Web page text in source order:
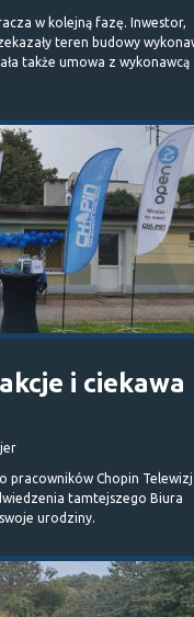
w kolejną fazę. Inwestor,
teren budowy
także umowa z wykonawcą
i ciekawa
pracowników Chopin
tamtejszego Biura
urodziny.